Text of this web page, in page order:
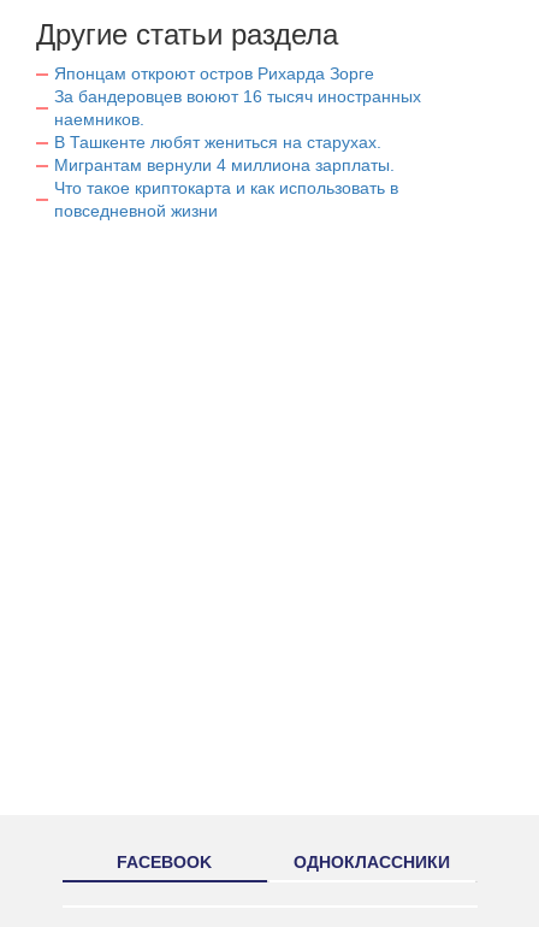
Другие статьи раздела
Японцам откроют остров Рихарда Зорге
За бандеровцев воюют 16 тысяч иностранных
наемников.
В Ташкенте любят жениться на старухах.
Мигрантам вернули 4 миллиона зарплаты.
Что такое криптокарта и как использовать в
повседневной жизни
FACEBOOK ОДНОКЛАССНИКИ